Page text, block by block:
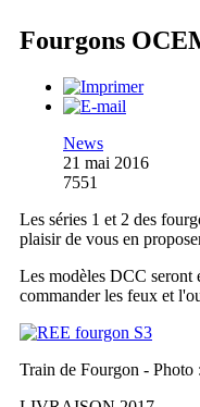
Fourgons
News
21 mai 2016
7551
Les séries 1 et 2 des
plaisir de vous en
Les modèles DCC seront
commander les feux et
Train de Fourgon - Photo